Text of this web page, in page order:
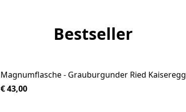
Bestseller
Magnumflasche - Grauburgunder Ried Kaiseregg
€ 43,00